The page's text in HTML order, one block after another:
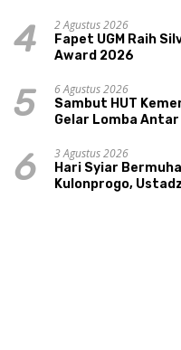
4
2 Agustus 2026
Fapet UGM Raih
Award 2026
5
6 Agustus 2026
Sambut HUT
Gelar Lomba Antar
6
3 Agustus 2026
Hari Syiar
Kulonprogo,